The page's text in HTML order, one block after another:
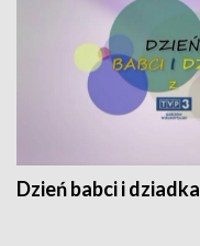
Dzień babci i dziadka